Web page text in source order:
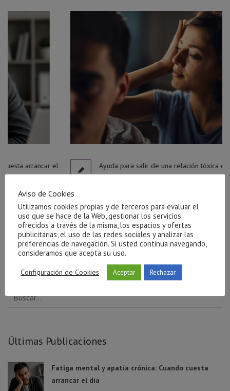
el Ayuda para salir de una relación tóxica en Castellón
Últimas Publicaciones
Fatiga mental y apatía crónica: Cuando cuesta
arrancar el día
Aviso de Cookies
Utilizamos cookies propias y de terceros para evaluar el
uso que se hace de la Web, gestionar los servicios
ofrecidos a través de la misma, los espacios y ofertas
publicitarias, el uso de las redes sociales y analizar las
preferencias de navegación. Si usted continua navegando,
consideramos que acepta su uso.
Configuración de Cookies Aceptar Rechazar